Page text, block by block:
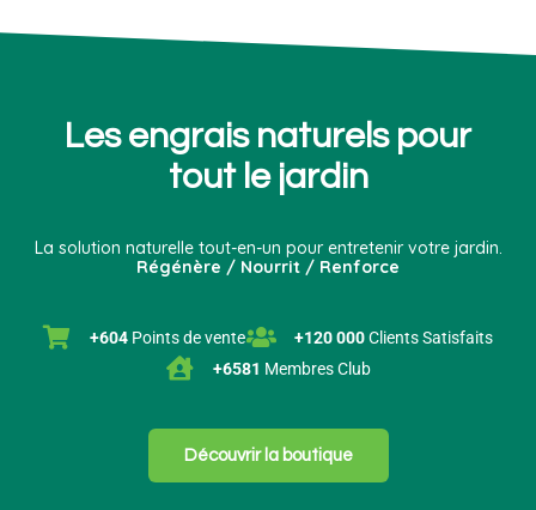
Les engrais naturels pour
tout le jardin
La solution naturelle tout-en-un pour entretenir votre jardin.
Régénère / Nourrit / Renforce
+604 Points de vente +120 000Clients Satisfaits
+6581 Membres Club
Découvrir la boutique